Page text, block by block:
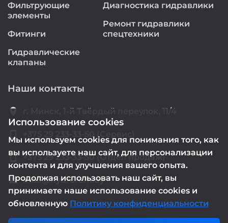
Фильтрующие
элементы
Фитинги
Гидравлические
клапаны
Диагностика гидравлики
Ремонт гидравлики
спецтехники
Наши контакты
location_on г. Минск, 1-й Твёрдый переулок, 11/4
smartphone +375 29 233-33-50 (Сервис)
smartphone +375 29 233-33-50 (Отдел продаж)
email mail@hydrorem.by
Использование cookies
Мы используем cookies для понимания того, как
вы используете наш сайт, для персонализации
контента и для улучшения вашего опыта.
Продолжая использовать наш сайт, вы
принимаете наше использование cookies и
обновленную Политику конфиденциальности